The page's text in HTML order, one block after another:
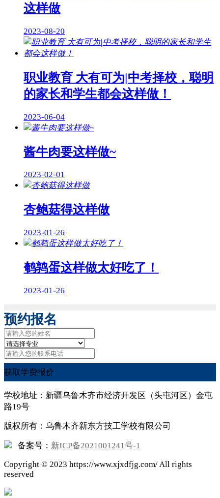
这样做
2023-08-20
职业教育 大有可为|中考择校，聪明
的家长和学生都会这样做！
2023-06-04
酱牛肉要这样做~
2023-02-01
杏鲍菇得这样做
2023-01-26
鹌鹑蛋这样做太好吃了！
2023-01-26
预约报名
获取学费报价
学校地址：新疆乌鲁木齐市经济开发区（头屯河区）金屯
路19号
版权所有：乌鲁木齐新东方技工学校有限公司
备案号： 新ICP备2021001241号-1
Copyright © 2023 https://www.xjxdfjg.com/ All rights
reserved